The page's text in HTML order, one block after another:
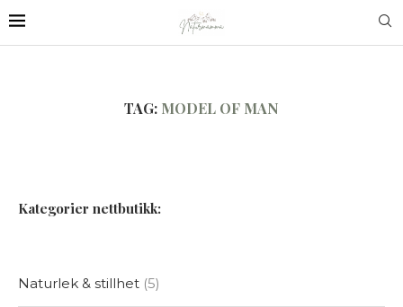
TAG: MODEL OF MAN
Kategorier nettbutikk:
Naturlek & stillhet 5